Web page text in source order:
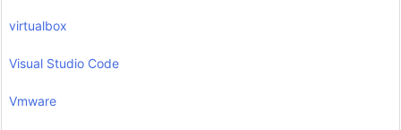
virtualbox
Visual Studio Code
Vmware